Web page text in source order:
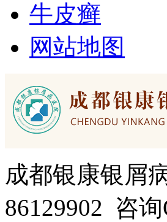
牛皮癣
网站地图
成都银康银屑
86129902 咨询